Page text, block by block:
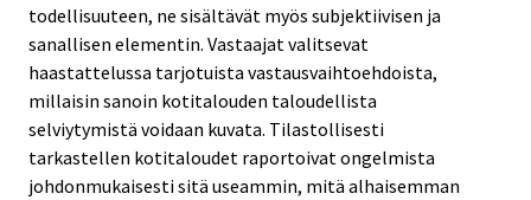
todellisuuteen, ne sisältävät myös subjektiivisen ja
sanallisen elementin. Vastaajat valitsevat
haastattelussa tarjotuista vastausvaihtoehdoista,
millaisin sanoin kotitalouden taloudellista
selviytymistä voidaan kuvata. Tilastollisesti
tarkastellen kotitaloudet raportoivat ongelmista
johdonmukaisesti sitä useammin, mitä alhaisemman